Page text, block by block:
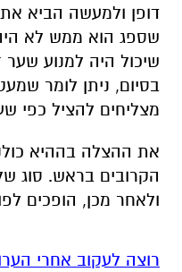
דופן ולמעשה הביא
שספג הוא ממש לא
שיכול היה למנוע
בסיום, ניתן לומר
מצליחים להציל כפי
את ההצלה בההיא
הקרובים בראש. סוג
ולאחר מכן, הופכים
רוצה לעקוב אחרי